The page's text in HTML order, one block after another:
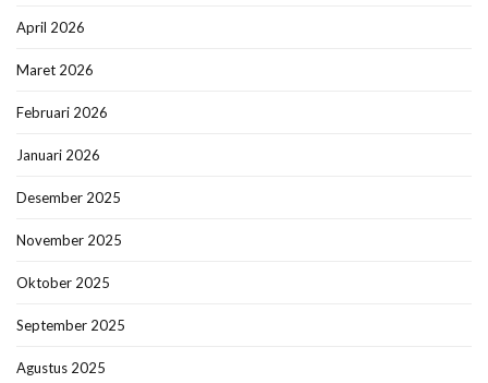
April 2026
Maret 2026
Februari 2026
Januari 2026
Desember 2025
November 2025
Oktober 2025
September 2025
Agustus 2025